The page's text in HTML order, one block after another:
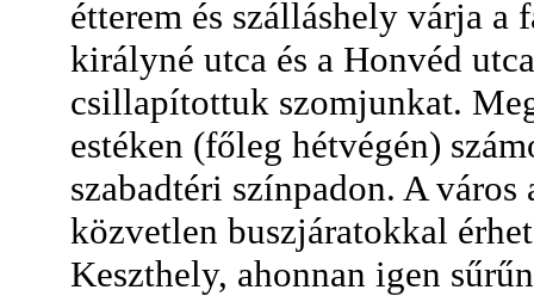
étterem és szálláshely várja a
királyné utca és a Honvéd
csillapítottuk szomjunkat.
estéken (főleg hétvégén)
szabadtéri színpadon. A város
közvetlen buszjáratokkal
Keszthely, ahonnan igen